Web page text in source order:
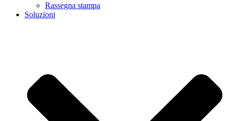
Rassegna stampa
Soluzioni